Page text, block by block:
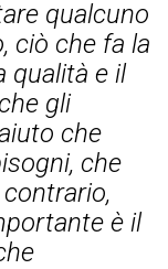
qualcuno
ciò che fa la
qualità e il
gli
che
che
è il